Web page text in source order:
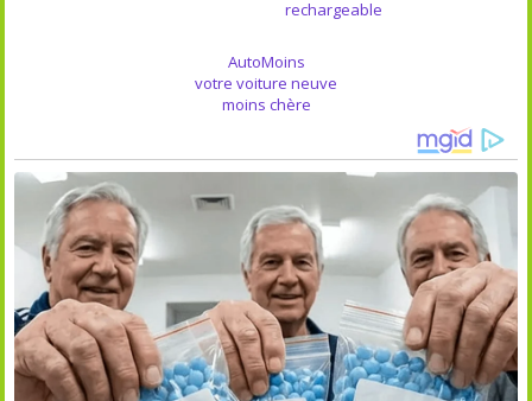
rechargeable
AutoMoins
votre voiture neuve
moins chère